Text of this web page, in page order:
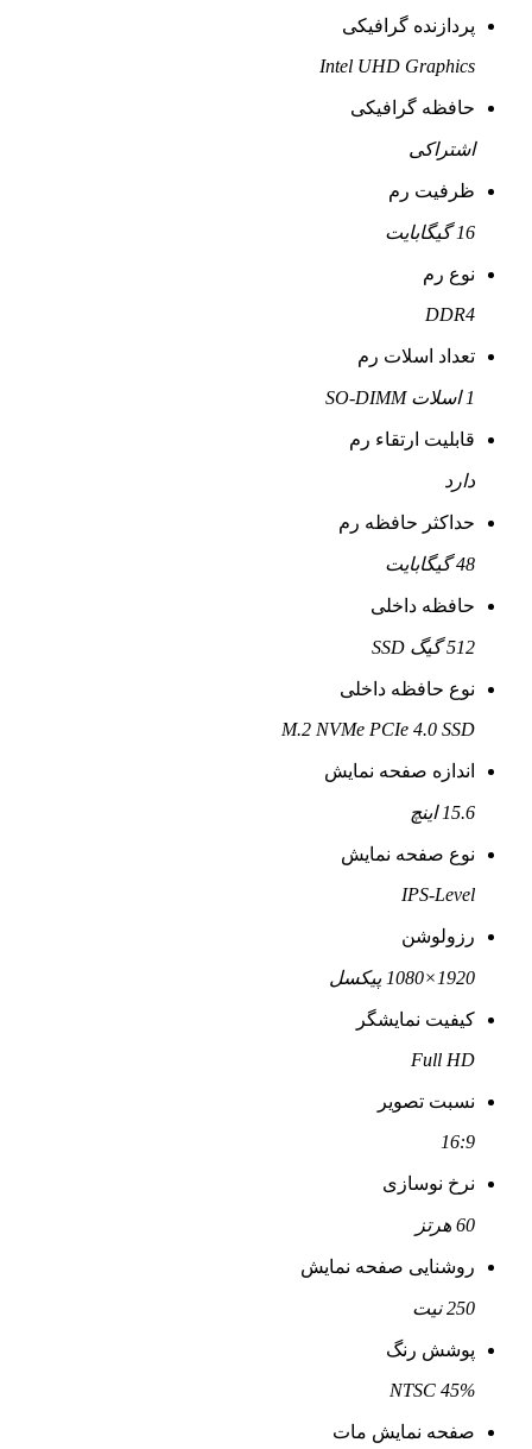
پردازنده گرافیکی
Intel UHD Graphics
حافظه گرافیکی
اشتراکی
ظرفیت رم
16 گیگابایت
نوع رم
DDR4
تعداد اسلات رم
1 اسلات SO-DIMM
قابلیت ارتقاء رم
دارد
حداکثر حافظه رم
48 گیگابایت
حافظه داخلی
512 گیگ SSD
نوع حافظه داخلی
M.2 NVMe PCIe 4.0 SSD
اندازه صفحه نمایش
15.6 اینچ
نوع صفحه نمایش
IPS-Level
رزولوشن
1920×1080 پیکسل
کیفیت نمایشگر
Full HD
نسبت تصویر
16:9
نرخ نوسازی
60 هرتز
روشنایی صفحه نمایش
250 نیت
پوشش رنگ
45% NTSC
صفحه نمایش مات